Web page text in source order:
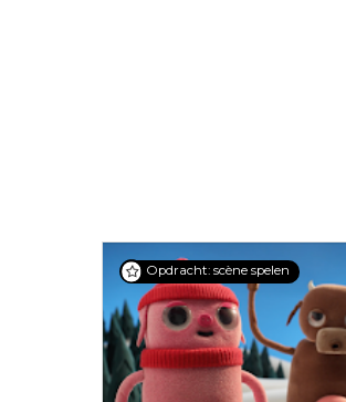
Opdracht: scène spelen